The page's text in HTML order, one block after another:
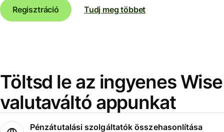
Regisztráció
Tudj meg többet
Töltsd le az ingyenes Wise
valutaváltó appunkat
Pénzátutalási szolgáltatók összehasonlítása